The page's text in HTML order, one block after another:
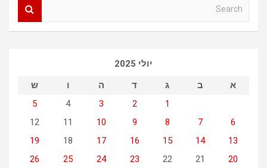
יולי 2025
א
ב ג ד ה ו ש
1
2
3
4
5
6
7
8
9
10
11
12
13
14
15
16
17
18
19
20
21
22
23
24
25
26